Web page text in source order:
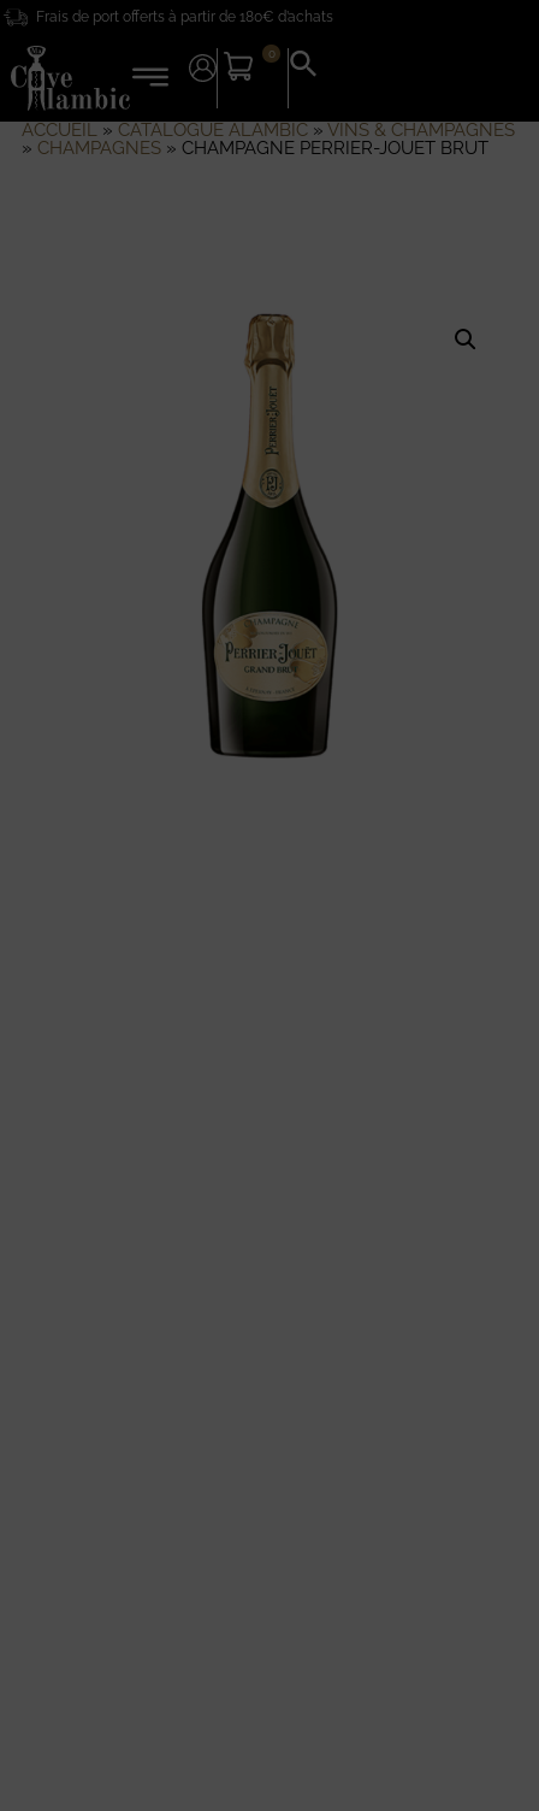
Frais de port offerts à partir de 180€ d’achats
0
Search
for:
ACCUEIL» CATALOGUE ALAMBIC» VINS & CHAMPAGNES
» CHAMPAGNES» CHAMPAGNE PERRIER-JOUET BRUT